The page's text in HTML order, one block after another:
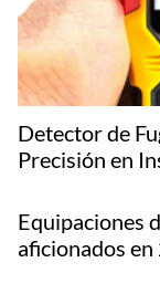
Detector de
Precisión en
Equipaciones
aficionados